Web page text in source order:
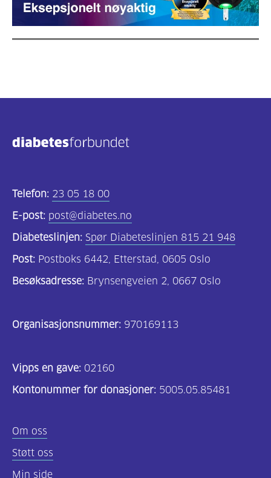
Telefon: 23 05 18 00
E-post: post@diabetes.no
Diabeteslinjen: Spør Diabeteslinjen 815 21 948
Post: Postboks 6442, Etterstad, 0605 Oslo
Besøksadresse: Brynsengveien 2, 0667 Oslo
Organisasjonsnummer: 970169113
Vipps en gave: 02160
Kontonummer for donasjoner: 5005.05.85481
Om oss
Støtt oss
Min side